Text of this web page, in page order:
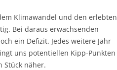
Klimawandel und den erlebten
Bei daraus erwachsenden
ein Defizit. Jedes weitere Jahr
uns potentiellen Kipp-Punkten
Stück näher.